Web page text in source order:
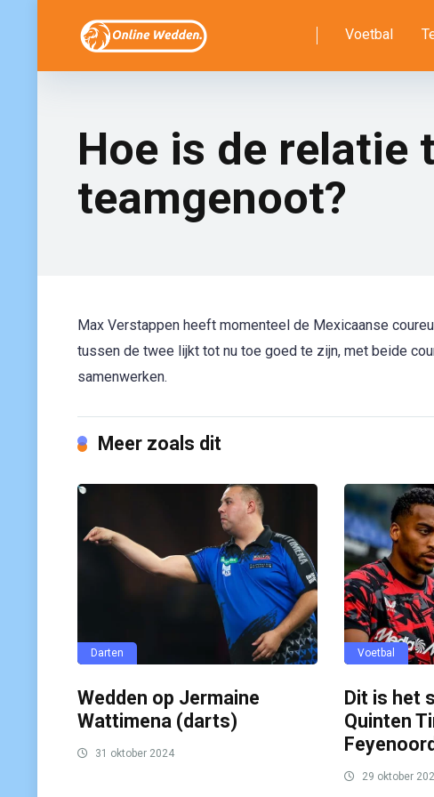
Voetbal
Hoe is de relatie
teamgenoot?
Max Verstappen heeft momenteel de Mexicaanse
tussen de twee lijkt tot nu toe goed te zijn, met beide
samenwerken.
Meer zoals dit
Darten
Wedden op Jermaine
Wattimena (darts)
31 oktober 2024
Voetbal
Dit is het
Quinten
Feyenoord
29 oktober